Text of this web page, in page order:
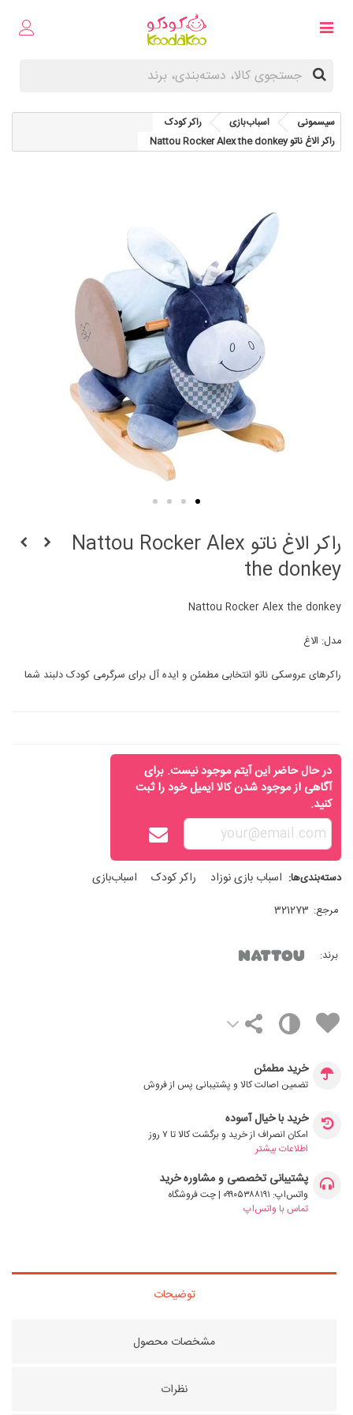
سیسمونی اسباب‌بازی
راکر کودک
راکر الاغ ناتو Nattou Rocker Alex the donkey
راکر الاغ ناتو Nattou Rocker Alex
the donkey
Nattou Rocker Alex the donkey
مدل: الاغ
راکرهای عروسکی ناتو انتخابی مطمئن و ایده آل برای سرگرمی کودک دلبند شما
در حال حاضر این آیتم موجود نیست. برای
آگاهی از موجود شدن کالا ایمیل خود را ثبت
کنید.
دسته‌بندی‌ها: اسباب‌ بازی نوزاد راکر کودک اسباب‌بازی
مرجع: 321273
برند:
خرید مطمئن
تضمین اصالت کالا و پشتیبانی پس از فروش
خرید با خیال آسوده
امکان انصراف از خرید و برگشت کالا تا ۷ روز
اطلاعات بیشتر
پشتیبانی تخصصی و مشاوره خرید
واتس‌اپ: ۰۹۹۰۵۳۸۸۱۹۱ | چت فروشگاه
تماس با واتس‌اپ
توضیحات
مشخصات محصول
نظرات